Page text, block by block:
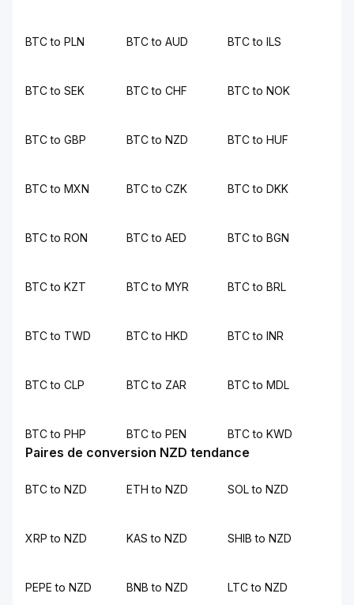
BTC to PLN BTC to AUD BTC to ILS
BTC to SEK BTC to CHF BTC to NOK
BTC to GBP BTC to NZD BTC to HUF
BTC to MXN BTC to CZK BTC to DKK
BTC to RON BTC to AED BTC to BGN
BTC to KZT BTC to MYR BTC to BRL
BTC to TWD BTC to HKD BTC to INR
BTC to CLP BTC to ZAR BTC to MDL
BTC to PHP BTC to PEN BTC to KWD
Paires de conversion NZD tendance
BTC to NZD ETH to NZD SOL to NZD
XRP to NZD KAS to NZD SHIB to NZD
PEPE to NZD BNB to NZD LTC to NZD